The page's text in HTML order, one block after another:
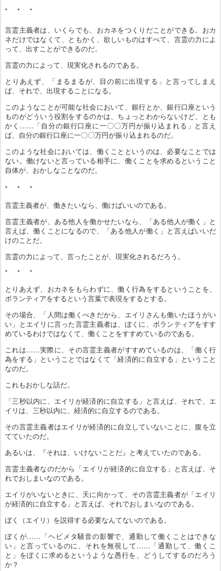
* * *
言霊主義者は、いくらでも、おカネをつくりだことができる。おカ
ネだけではなくて、ともかく、欲しいものはすべて、言霊の力によ
って、出すことができるのだ。
言霊の力によって、現実化されるのである。
とりあえず、「まるまるが、目の前に出現する」と言ってしまえ
ば、それで、出現することになる。
このようなことが可能な社会において、銀行とか、銀行口座という
ものがどういう役割をするのかは、ちょっとわからないけど、とも
かく……「自分の銀行口座に一〇〇万円が振り込まれる」と言え
ば、自分の銀行口座に一〇〇万円が振り込まれるのだ。
このような社会においては、働くことというのは、必要なことでは
ない。働けないと言っている相手に、働くことを求めるということ
自体が、おかしなことなのだ。
* * *
言霊主義者が、働きたいなら、働けばいいのである。
言霊主義者が、ある他人を働かせたいなら、「ある他人が働く」と
言えば、働くことになるので、「ある他人が働く」と言えばいいだ
けのことだ。
言霊の力によって、言ったことが、現実化されるだろう。
* * *
とりあえず、おカネをもらわずに、働く行為をするということを、
ボランティアをするという言葉で表現をするとする。
その場合、「人間は働くべきだから、エイリさんも働いたほうがい
い」とエイリに言った言霊主義者は、ぼくに、ボランティアをすす
めているわけではなくて、働くことをすすめているのである。
これは……実際に、その言霊主義者がすすめているのは、「働く行
為をする」ということではなくて「経済的に自立する」ということ
なのだ。
これもおかしな話だ。
「三秒以内に、エイリが経済的に自立する」と言えば、それで、エ
イリは、三秒以内に、経済的に自立するのである。
その言霊主義者はエイリが経済的に自立していないことに、腹を立
てていたのだ。
あるいは、『それは、いけないことだ』と考えていたのである。
言霊主義者なのだから「エイリが経済的に自立する」と言えば、そ
れでおしまいなのである。
エイリがいないときに、天に向かって、その言霊主義者が「エイリ
が経済的に自立する」と言えば、それでおしまいなのである。
ぼく（エイリ）を説得する必要なんてないのである。
ぼくが……「ヘビメタ騒音の影響で、通勤して働くことはできな
い」と言っているのに、それを無視して……「通勤して、働くこ
と」をぼくに求めるというような愚行を、どうしてするのだろう
か？